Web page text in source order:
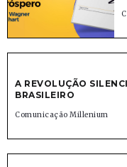
A REVOLUÇÃO
BRASILEIRO
Comunicação Millenium